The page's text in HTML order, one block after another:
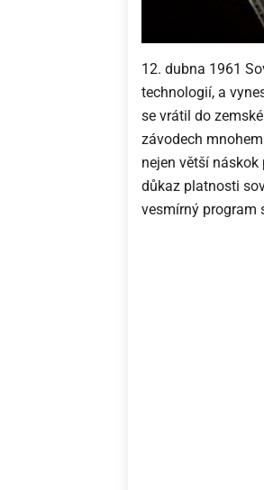
12. dubna 1961
technologií, a
se vrátil do
závodech
nejen větší
důkaz platnosti
vesmírný program